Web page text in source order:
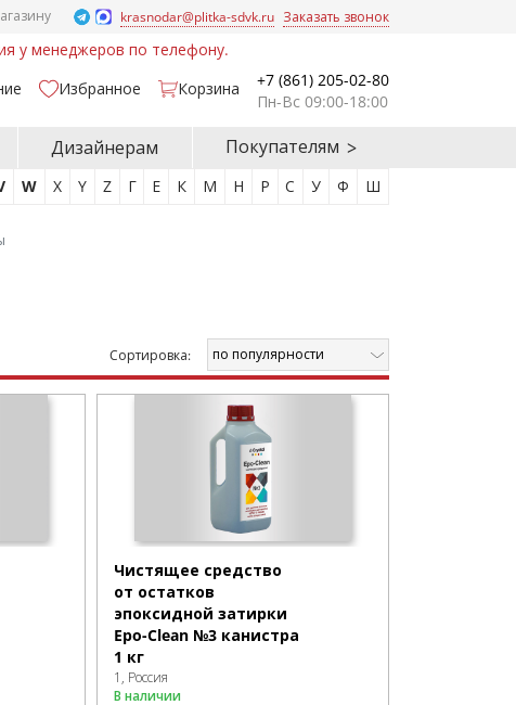
krasnodar@plitka-sdvk.ru Заказать звонок
у менеджеров по телефону.
Избранное Корзина
+7 (861) 205-02-80
Пн-Вс 09:00-18:00
Дизайнерам Покупателям
W X Y Z Г Е К М Н Р С У Ф Ш
Cортировка: по популярности
Чистящее средство
от остатков
эпоксидной затирки
Epo-Clean №3 канистра
1 кг
1, Россия
В наличии